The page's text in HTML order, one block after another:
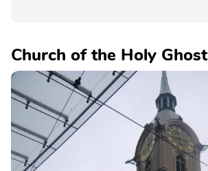
Church of the Holy Ghost